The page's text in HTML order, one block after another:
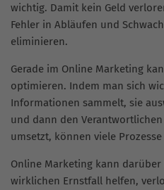
wichtig. Damit kein Geld
Fehler in Abläufen und
eliminieren.
Gerade im Online Marketing
optimieren. Indem man sich
Informationen sammelt, sie
und dann den
umsetzt, können viele
Online Marketing kann
wirklichen Ernstfall helfen,